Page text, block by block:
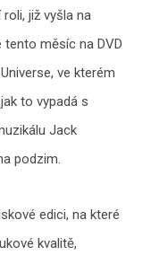
již vyšla na
tento měsíc na DVD
ve kterém
to vypadá s
Jack
podzim.
edici, na které
kvalitě,